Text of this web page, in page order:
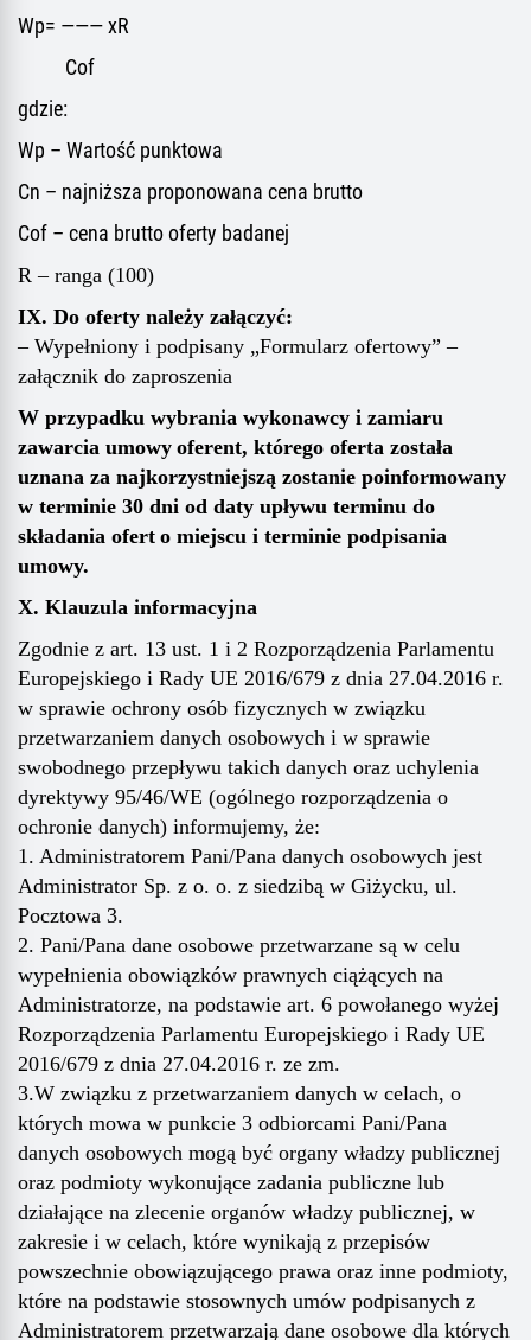
Wp= ——— xR
Cof
gdzie:
Wp – Wartość punktowa
Cn – najniższa proponowana cena brutto
Cof – cena brutto oferty badanej
R – ranga (100)
IX. Do oferty należy załączyć:
– Wypełniony i podpisany „Formularz ofertowy” –
załącznik do zaproszenia
W przypadku wybrania wykonawcy i zamiaru
zawarcia umowy oferent, którego oferta została
uznana za najkorzystniejszą zostanie poinformowany
w terminie 30 dni od daty upływu terminu do
składania ofert o miejscu i terminie podpisania
umowy.
X. Klauzula informacyjna
Zgodnie z art. 13 ust. 1 i 2 Rozporządzenia Parlamentu
Europejskiego i Rady UE 2016/679 z dnia 27.04.2016 r.
w sprawie ochrony osób fizycznych w związku
przetwarzaniem danych osobowych i w sprawie
swobodnego przepływu takich danych oraz uchylenia
dyrektywy 95/46/WE (ogólnego rozporządzenia o
ochronie danych) informujemy, że:
1. Administratorem Pani/Pana danych osobowych jest
Administrator Sp. z o. o. z siedzibą w Giżycku, ul.
Pocztowa 3.
2. Pani/Pana dane osobowe przetwarzane są w celu
wypełnienia obowiązków prawnych ciążących na
Administratorze, na podstawie art. 6 powołanego wyżej
Rozporządzenia Parlamentu Europejskiego i Rady UE
2016/679 z dnia 27.04.2016 r. ze zm.
3.W związku z przetwarzaniem danych w celach, o
których mowa w punkcie 3 odbiorcami Pani/Pana
danych osobowych mogą być organy władzy publicznej
oraz podmioty wykonujące zadania publiczne lub
działające na zlecenie organów władzy publicznej, w
zakresie i w celach, które wynikają z przepisów
powszechnie obowiązującego prawa oraz inne podmioty,
które na podstawie stosownych umów podpisanych z
Administratorem przetwarzają dane osobowe dla których